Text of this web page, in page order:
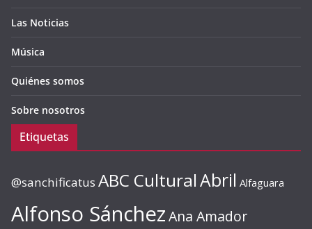
Las Noticias
Música
Quiénes somos
Sobre nosotros
Etiquetas
@sanchificatus ABC CulturalAbril Alfaguara
Alfonso SánchezAna Amador